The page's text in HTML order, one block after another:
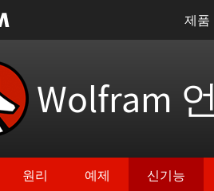
제품
Wolfram
원리 예제 신기능